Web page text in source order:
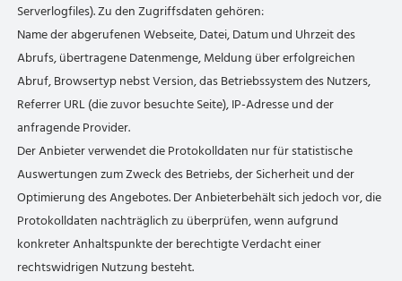
Serverlogfiles). Zu den Zugriffsdaten gehören:
Name der abgerufenen Webseite, Datei, Datum und Uhrzeit des
Abrufs, übertragene Datenmenge, Meldung über erfolgreichen
Abruf, Browsertyp nebst Version, das Betriebssystem des Nutzers,
Referrer URL (die zuvor besuchte Seite), IP-Adresse und der
anfragende Provider.
Der Anbieter verwendet die Protokolldaten nur für statistische
Auswertungen zum Zweck des Betriebs, der Sicherheit und der
Optimierung des Angebotes. Der Anbieterbehält sich jedoch vor, die
Protokolldaten nachträglich zu überprüfen, wenn aufgrund
konkreter Anhaltspunkte der berechtigte Verdacht einer
rechtswidrigen Nutzung besteht.